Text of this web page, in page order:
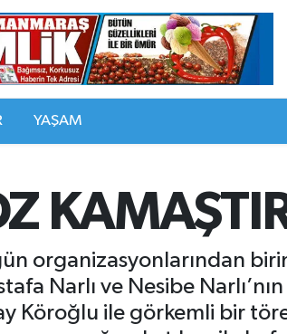
YAŞAM
organizasyonlarından
Narlı ve Nesibe
Köroğlu ile görkemli bir